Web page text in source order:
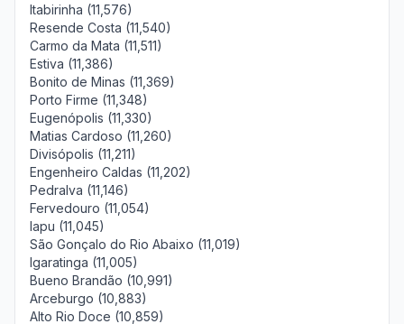
Itabirinha (11,576)
Resende Costa (11,540)
Carmo da Mata (11,511)
Estiva (11,386)
Bonito de Minas (11,369)
Porto Firme (11,348)
Eugenópolis (11,330)
Matias Cardoso (11,260)
Divisópolis (11,211)
Engenheiro Caldas (11,202)
Pedralva (11,146)
Fervedouro (11,054)
Iapu (11,045)
São Gonçalo do Rio Abaixo (11,019)
Igaratinga (11,005)
Bueno Brandão (10,991)
Arceburgo (10,883)
Alto Rio Doce (10,859)